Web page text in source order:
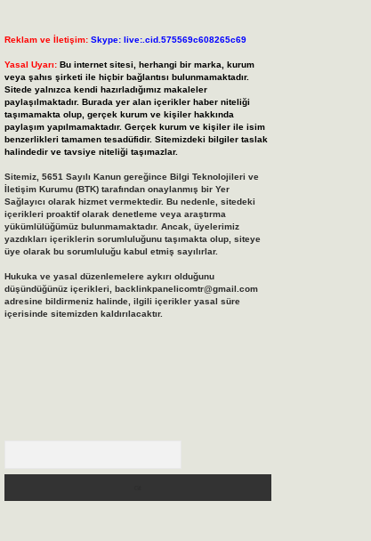
Reklam ve İletişim: Skype: live:.cid.575569c608265c69
Yasal Uyarı: Bu internet sitesi, herhangi bir marka, kurum
veya şahıs şirketi ile hiçbir bağlantısı bulunmamaktadır.
Sitede yalnızca kendi hazırladığımız makaleler
paylaşılmaktadır. Burada yer alan içerikler haber niteliği
taşımamakta olup, gerçek kurum ve kişiler hakkında
paylaşım yapılmamaktadır. Gerçek kurum ve kişiler ile isim
benzerlikleri tamamen tesadüfidir. Sitemizdeki bilgiler taslak
halindedir ve tavsiye niteliği taşımazlar.
Sitemiz, 5651 Sayılı Kanun gereğince Bilgi Teknolojileri ve
İletişim Kurumu (BTK) tarafından onaylanmış bir Yer
Sağlayıcı olarak hizmet vermektedir. Bu nedenle, sitedeki
içerikleri proaktif olarak denetleme veya araştırma
yükümlülüğümüz bulunmamaktadır. Ancak, üyelerimiz
yazdıkları içeriklerin sorumluluğunu taşımakta olup, siteye
üye olarak bu sorumluluğu kabul etmiş sayılırlar.
Hukuka ve yasal düzenlemelere aykırı olduğunu
düşündüğünüz içerikleri, backlinkpanelicomtr@gmail.com
adresine bildirmeniz halinde, ilgili içerikler yasal süre
içerisinde sitemizden kaldırılacaktır.